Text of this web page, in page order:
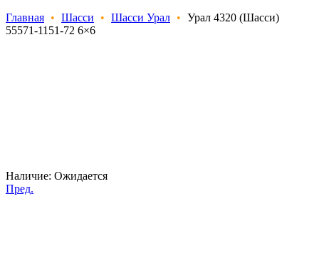
Главная • Шасси • Шасси Урал • Урал 4320 (Шасси)
55571-1151-72 6×6
Наличие: Ожидается
Пред.